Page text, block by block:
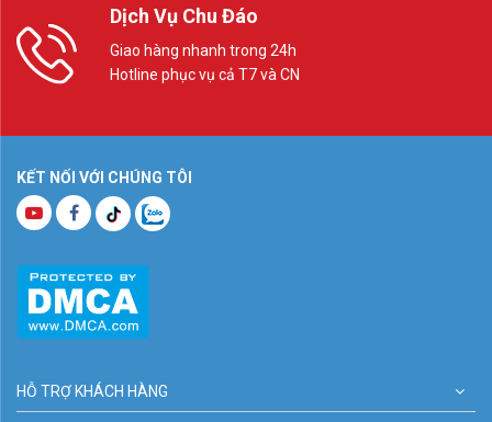
Dịch Vụ Chu Đáo
Giao hàng nhanh trong 24h
Hotline phục vụ cả T7 và CN
KẾT NỐI VỚI CHÚNG TÔI
HỖ TRỢ KHÁCH HÀNG